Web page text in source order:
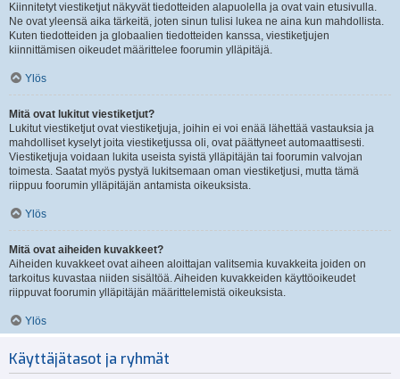
Kiinnitetyt viestiketjut näkyvät tiedotteiden alapuolella ja ovat vain etusivulla.
Ne ovat yleensä aika tärkeitä, joten sinun tulisi lukea ne aina kun mahdollista.
Kuten tiedotteiden ja globaalien tiedotteiden kanssa, viestiketjujen
kiinnittämisen oikeudet määrittelee foorumin ylläpitäjä.
Ylös
Mitä ovat lukitut viestiketjut?
Lukitut viestiketjut ovat viestiketjuja, joihin ei voi enää lähettää vastauksia ja
mahdolliset kyselyt joita viestiketjussa oli, ovat päättyneet automaattisesti.
Viestiketjuja voidaan lukita useista syistä ylläpitäjän tai foorumin valvojan
toimesta. Saatat myös pystyä lukitsemaan oman viestiketjusi, mutta tämä
riippuu foorumin ylläpitäjän antamista oikeuksista.
Ylös
Mitä ovat aiheiden kuvakkeet?
Aiheiden kuvakkeet ovat aiheen aloittajan valitsemia kuvakkeita joiden on
tarkoitus kuvastaa niiden sisältöä. Aiheiden kuvakkeiden käyttöoikeudet
riippuvat foorumin ylläpitäjän määrittelemistä oikeuksista.
Ylös
Käyttäjätasot ja ryhmät